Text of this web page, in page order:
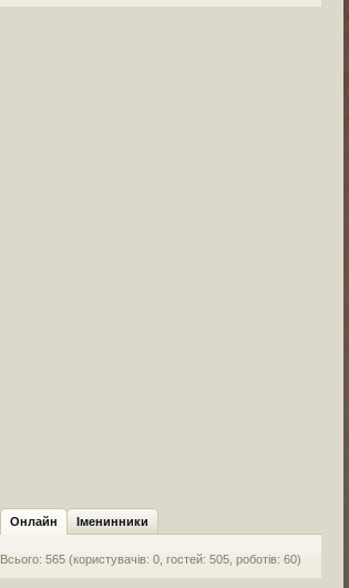
Онлайн Іменинники
Всього: 565 (користувачів: 0, гостей: 505, роботів: 60)